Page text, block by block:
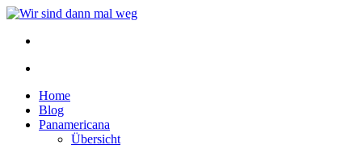
Home
Blog
Panamericana
Übersicht